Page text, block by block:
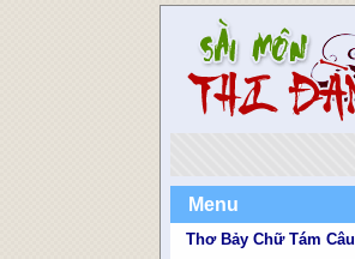
Menu
Thơ Bảy Chữ Tám Câu